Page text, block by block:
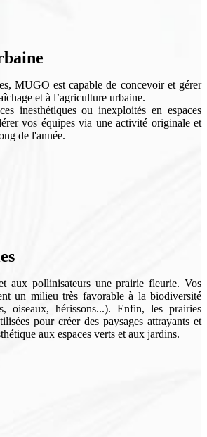
MUGO est capable de concevoir et gérer
et à l’agriculture urbaine.
inesthétiques ou inexploités en espaces
vos équipes via une activité originale et
de l'année.
aux pollinisateurs une prairie fleurie. Vos
un milieu très favorable à la biodiversité
oiseaux, hérissons...). Enfin, les prairies
pour créer des paysages attrayants et
aux espaces verts et aux jardins.